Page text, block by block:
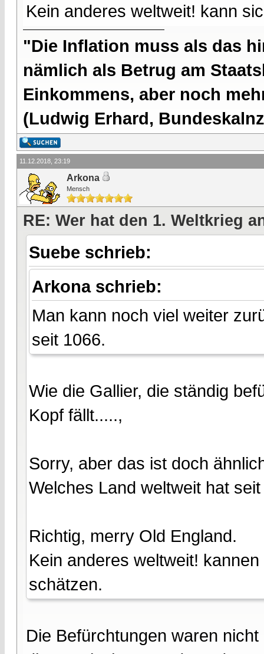
Kein anderes weltweit! kann
"Die Inflation muss als das
nämlich als Betrug am
Einkommens, aber noch
(Ludwig Erhard,
11.12.2018, 23:19
Arkona
Mensch
RE: Wer hat den 1. Weltkrieg
Suebe schrieb:
Arkona schrieb:
Man kann noch viel weiter
seit 1066.
Wie die Gallier, die ständig
Kopf fällt.....,
Sorry, aber das ist doch
Welches Land weltweit hat
Richtig, merry Old England.
Kein anderes weltweit!
schätzen.
Die Befürchtungen waren